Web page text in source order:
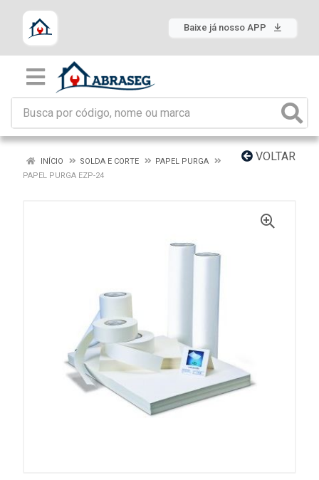
Baixe já nosso APP
VOLTAR
INÍCIO SOLDA E CORTE
PAPEL PURGA
PAPEL PURGA EZP-24